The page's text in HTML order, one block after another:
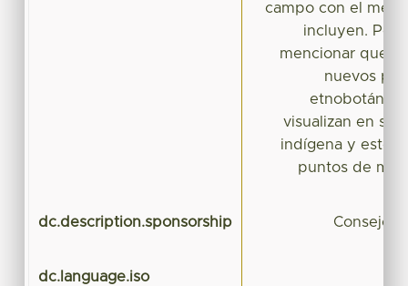
campo con el
incluyen. Por
mencionar que
nuevos
etnobotánica
visualizan en
indígena y esto
puntos de
dc.description.sponsorship Consejo
dc.language.iso